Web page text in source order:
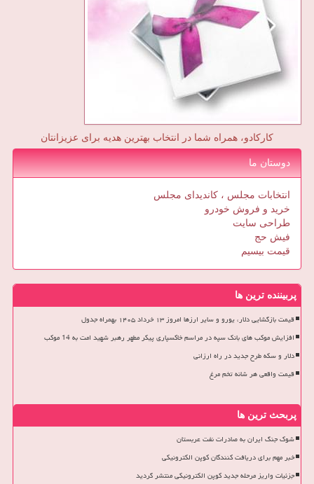
کارکادو، همراه شما در انتخاب بهترین هدیه برای عزیزانتان
دوستان ما
انتخابات مجلس ، کاندیدای مجلس
خرید و فروش خودرو
طراحی سایت
فیش حج
قیمت بیسیم
پربیننده ترین ها
قیمت بازگشایی دلار، یورو و سایر ارزها امروز ۱۳ خرداد ۱۴۰۵ بهمراه جدول
افزایش موکب های بانک سپه در مراسم خاکسپاری پیکر مطهر رهبر شهید امت به 14 موکب
دلار و سکه طرح جدید در راه ارزانی
قیمت واقعی هر شانه تخم مرغ
پربحث ترین ها
شوک جنگ ایران به صادرات نفت عربستان
خبر مهم برای دریافت کنندگان کوپن الکترونیکی
جزئیات واریز مرحله جدید کوپن الکترونیکی منتشر گردید